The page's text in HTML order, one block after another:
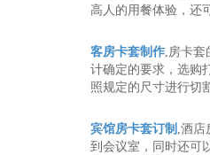
高人的用餐体验，还
客房卡套制作,房卡套
计确定的要求，选购
照规定的尺寸进行切
宾馆房卡套订制 ,酒店
到会议室，同时还可